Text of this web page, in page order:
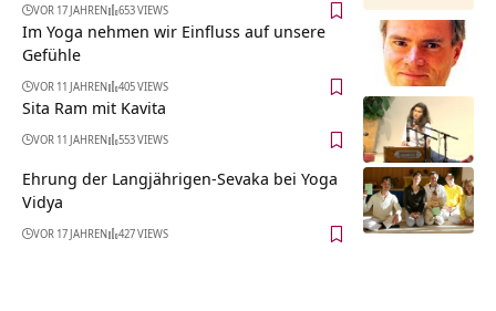
VOR 17 JAHREN 653 VIEWS
Im Yoga nehmen wir Einfluss auf unsere
Gefühle
VOR 11 JAHREN 405 VIEWS
Sita Ram mit Kavita
VOR 11 JAHREN 553 VIEWS
Ehrung der Langjährigen-Sevaka bei Yoga
Vidya
VOR 17 JAHREN 427 VIEWS